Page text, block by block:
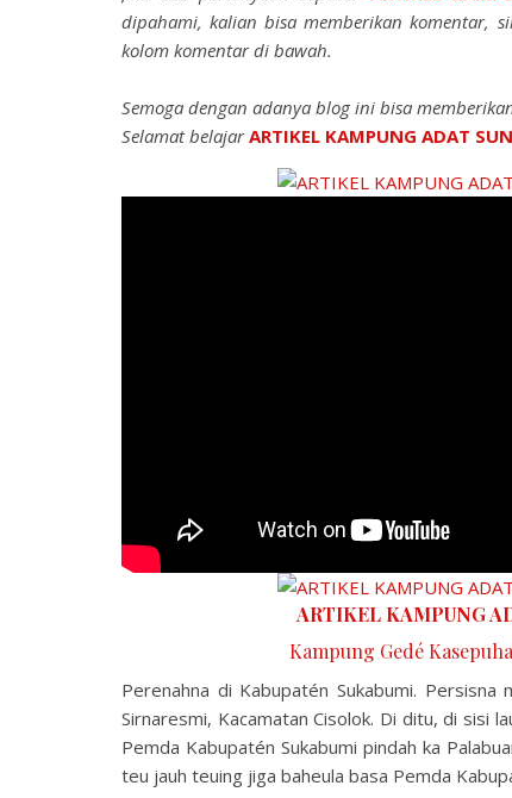
dipahami, kalian bisa memberikan komentar,
kolom komentar di bawah.
Semoga dengan adanya blog ini bisa
Selamat belajar ARTIKEL KAMPUNG ADAT
ARTIKEL KAMPUNG
Kampung Gedé
Perenahna di Kabupatén Sukabumi. Persisna
Sirnaresmi, Kacamatan Cisolok. Di ditu, di sisi
Pemda Kabupatén Sukabumi pindah ka
teu jauh teuing jiga baheula basa Pemda